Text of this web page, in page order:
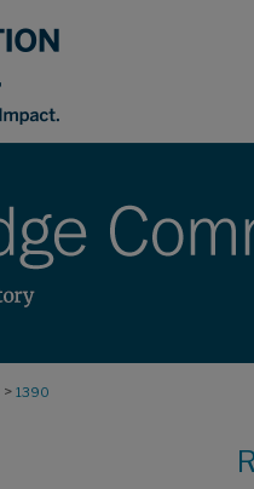
> 1390